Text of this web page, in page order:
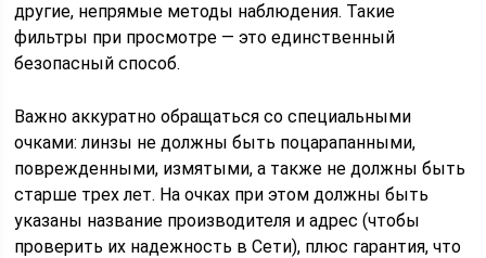
другие, непрямые методы наблюдения. Такие
фильтры при просмотре — это единственный
безопасный способ.
Важно аккуратно обращаться со специальными
очками: линзы не должны быть поцарапанными,
поврежденными, измятыми, а также не должны быть
старше трех лет. На очках при этом должны быть
указаны название производителя и адрес (чтобы
проверить их надежность в Сети), плюс гарантия, что